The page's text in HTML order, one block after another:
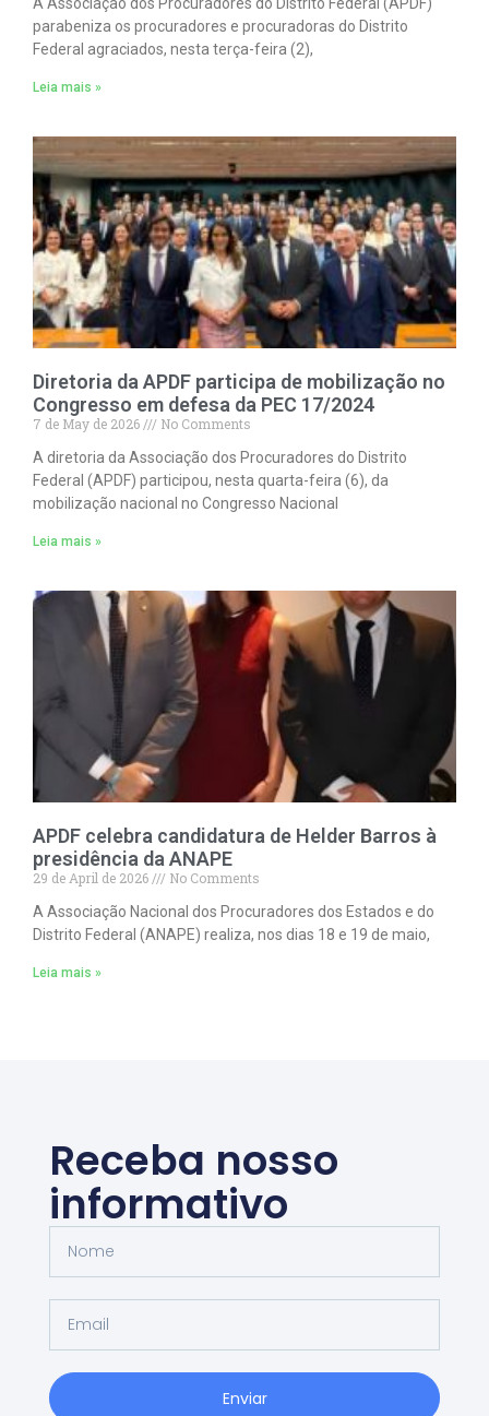
A Associação dos Procuradores do Distrito Federal (APDF)
parabeniza os procuradores e procuradoras do Distrito
Federal agraciados, nesta terça-feira (2),
Leia mais »
Diretoria da APDF participa de mobilização no
Congresso em defesa da PEC 17/2024
7 de May de 2026
No Comments
A diretoria da Associação dos Procuradores do Distrito
Federal (APDF) participou, nesta quarta-feira (6), da
mobilização nacional no Congresso Nacional
Leia mais »
APDF celebra candidatura de Helder Barros à
presidência da ANAPE
29 de April de 2026
No Comments
A Associação Nacional dos Procuradores dos Estados e do
Distrito Federal (ANAPE) realiza, nos dias 18 e 19 de maio,
Leia mais »
Receba nosso
informativo
Enviar